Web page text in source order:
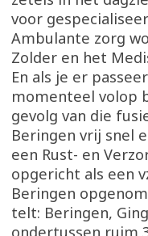
voor
Ambulante zorg
Zolder en het
En als je er
momenteel volop
gevolg van die
Beringen vrij snel
een Rust- en
opgericht als een
Beringen
telt: Beringen,
ondertussen ruim